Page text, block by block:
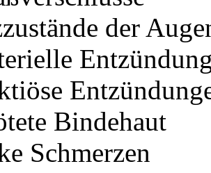
der
Bindehaut
Schmerzen